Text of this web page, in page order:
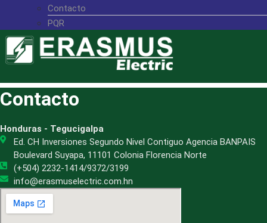
Contacto
PQR
Contacto
Honduras - Tegucigalpa
Ed. CH Inversiones Segundo Nivel Contiguo Agencia BANPAIS
Boulevard Suyapa, 11101 Colonia Florencia Norte
(+504) 2232-1414/9372/3199
info@erasmuselectric.com.hn